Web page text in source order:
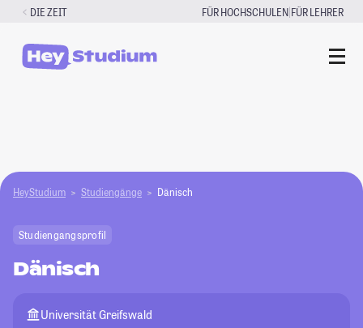
Zum
springen
DIE ZEIT FÜR HOCHSCHULEN|FÜR LEHRER
HeyStudium Studiengänge Dänisch
Studiengangsprofil
Dänisch
Universität Greifswald